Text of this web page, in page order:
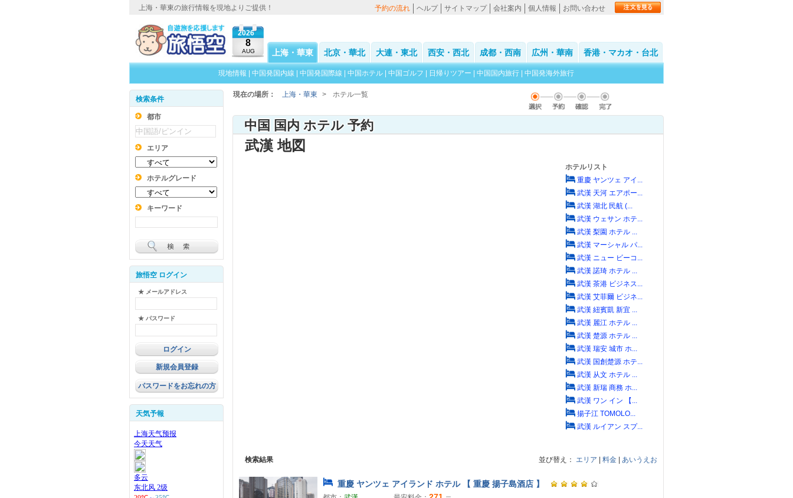
上海・華東の旅行情報を現地よりご提供！ 予約の流れ ヘルプ サイトマップ 会社案内 個人情報 お問い合わせ
2026
8
AUG 上海・華東 北京・華北 大連・東北 西安・西北 成都・西南 広州・華南 香港・マカオ・台北
現地情報 中国発国内線 中国発国際線 中国ホテル 中国ゴルフ 日帰りツアー 中国国内旅行 中国発海外旅行
検索条件
都市
エリア
ホテルグレード
キーワード
旅悟空 ログイン
★ メールアドレス
★ パスワード
新規会員登録
パスワードをお忘れの方
天気予報
現在の場所： 上海・華東 > ホテル一覧
中国 国内 ホテル 予約
武漢 地図
ホテルリスト
重慶 ヤンツェ アイ...
武漢 天河 エアポー...
武漢 湖北 民航 (...
武漢 ウェサン ホテ...
武漢 梨園 ホテル ...
武漢 マーシャル パ...
武漢 ニュー ビーコ...
武漢 諾琦 ホテル ...
武漢 茶港 ビジネス...
武漢 艾菲爾 ビジネ...
武漢 紐賓凱 新宜 ...
武漢 麗江 ホテル ...
武漢 楚源 ホテル ...
武漢 瑞安 城市 ホ...
武漢 国創楚源 ホテ...
武漢 从文 ホテル ...
武漢 新瑞 商務 ホ...
武漢 ワン イン 【...
揚子江 TOMOLO...
武漢 ルイアン スプ...
並び替え： エリア 料金 あいうえお
検索結果
重慶 ヤンツェ アイランド ホテル 【 重慶 揚子島酒店 】